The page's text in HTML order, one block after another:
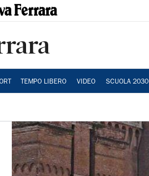
TEMPO LIBERO VIDEO SCUOLA 2030